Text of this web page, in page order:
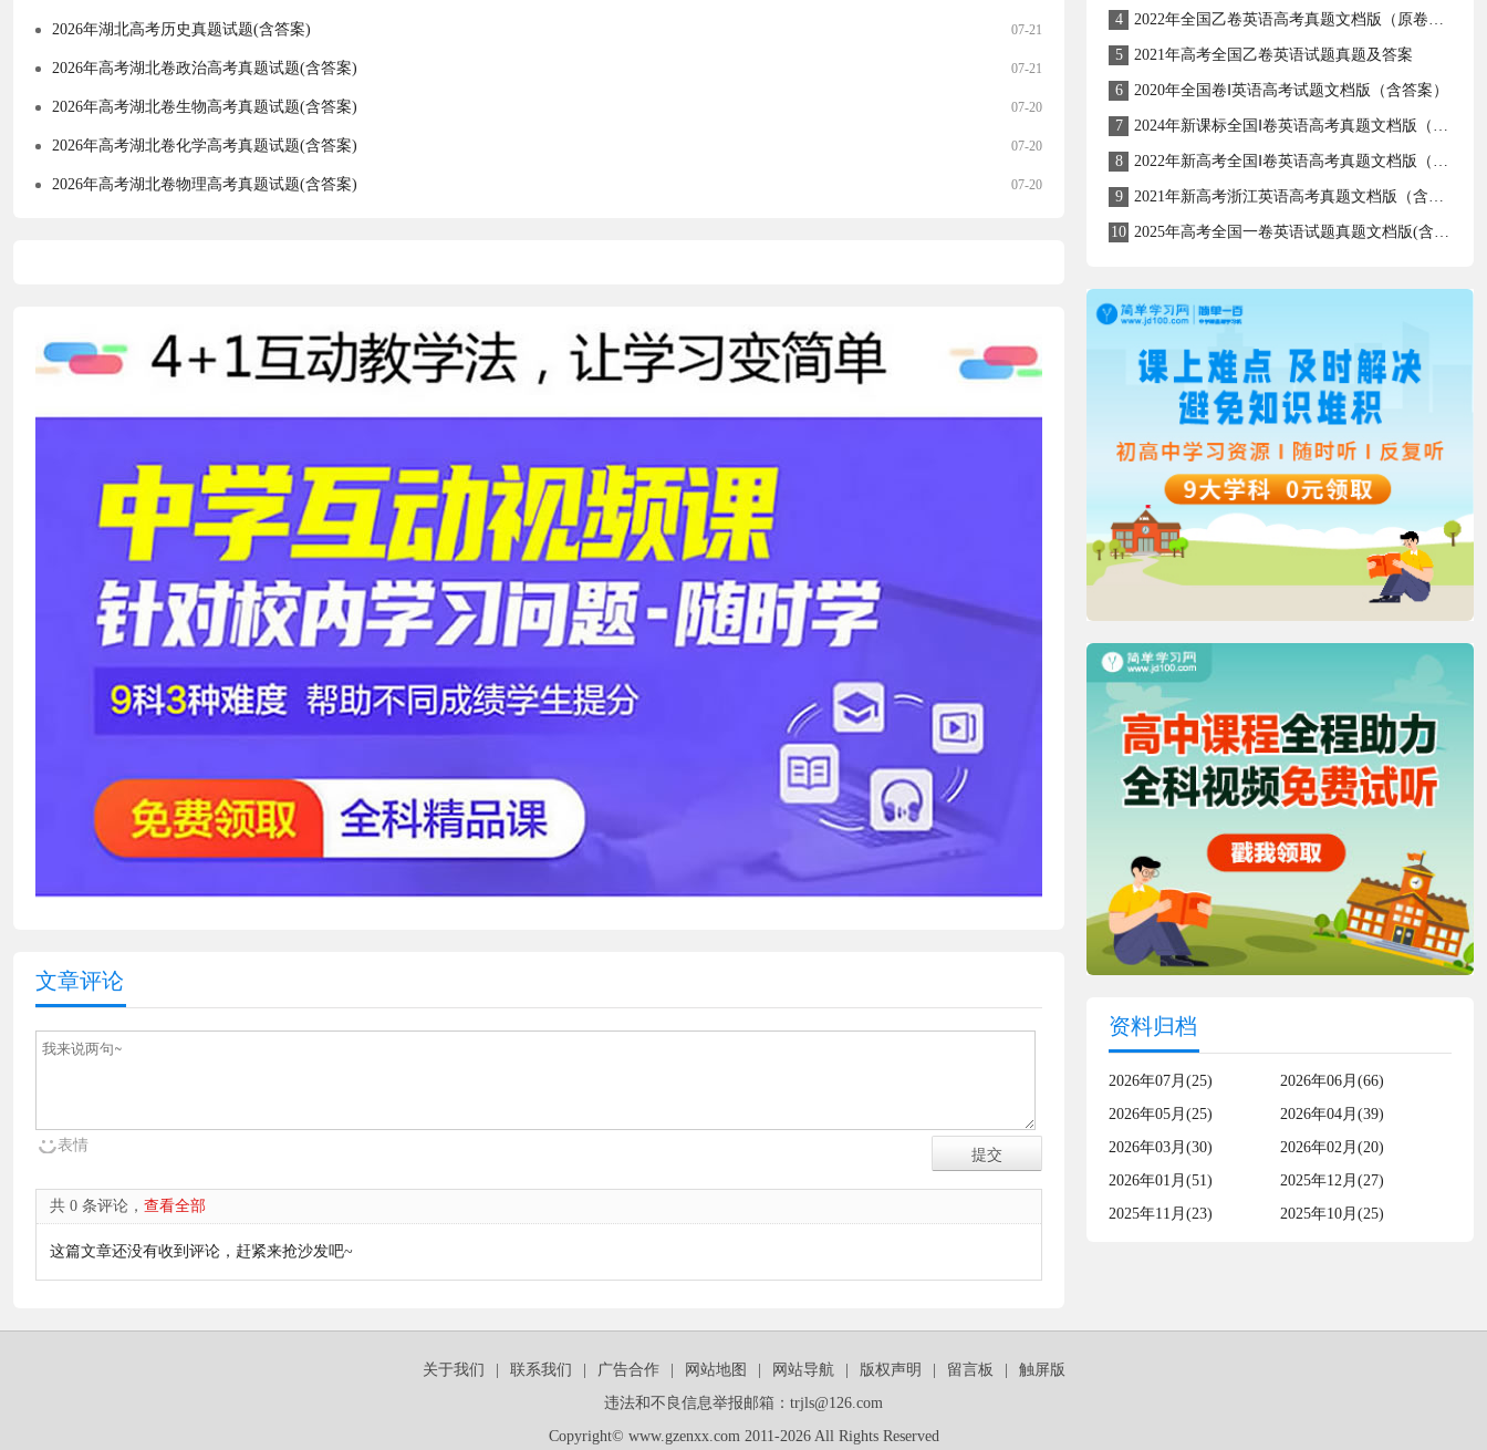
07-21
2026年湖北高考历史真题试题(含答案)
07-21
2026年高考湖北卷政治高考真题试题(含答案)
07-20
2026年高考湖北卷生物高考真题试题(含答案)
07-20
2026年高考湖北卷化学高考真题试题(含答案)
07-20
2026年高考湖北卷物理高考真题试题(含答案)
文章评论
表情
共 0 条评论， 查看全部
这篇文章还没有收到评论，赶紧来抢沙发吧~
4 2022年全国乙卷英语高考真题文档版（原卷含答案）
5 2021年高考全国乙卷英语试题真题及答案
6 2020年全国卷Ⅰ英语高考试题文档版（含答案）
7 2024年新课标全国Ⅰ卷英语高考真题文档版（含答案）
8 2022年新高考全国Ⅰ卷英语高考真题文档版（含答案）
9 2021年新高考浙江英语高考真题文档版（含答案）
10 2025年高考全国一卷英语试题真题文档版(含答案)
资料归档
2026年07月(25)
2026年06月(66)
2026年05月(25)
2026年04月(39)
2026年03月(30)
2026年02月(20)
2026年01月(51)
2025年12月(27)
2025年11月(23)
2025年10月(25)
关于我们 联系我们 广告合作 网站地图 网站导航 版权声明 留言板
触屏版
违法和不良信息举报邮箱：trjls@126.com
Copyright© www.gzenxx.com 2011-2026 All Rights Reserved